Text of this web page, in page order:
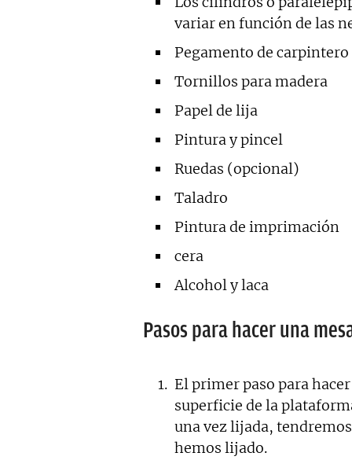
variar en función de las
Pegamento de
Tornillos para madera
Papel de lija
Pintura y pincel
Ruedas (opcional)
Taladro
Pintura de imprimación
cera
Alcohol y laca
Pasos para hacer una
El primer paso para
superficie de la
una vez lijada,
hemos lijado.